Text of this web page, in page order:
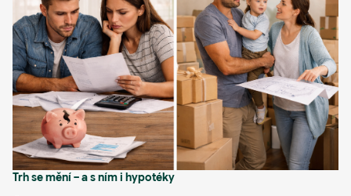
Trh se mění – a s ním i hypotéky